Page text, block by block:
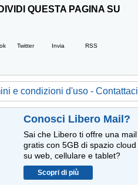
QUESTA PAGINA SU
Twitter Invia RSS
e condizioni d'uso - Contattaci
Conosci Libero Mail?
Sai che Libero ti offre una mail
gratis con 5GB di spazio cloud
su web, cellulare e tablet?
Scopri di più